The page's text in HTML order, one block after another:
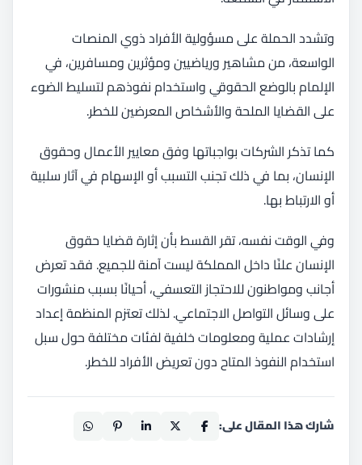
وتشدد الحملة على مسؤولية الأفراد ذوي المنصات
الواسعة، من مشاهير ورياضيين ومؤثرين ومسافرين، في
الإلمام بالوضع الحقوقي واستخدام نفوذهم لتسليط الضوء
على القضايا الملحة والأشخاص المعرضين للخطر.
كما تذكر الشركات بواجباتها وفق معايير الأعمال وحقوق
الإنسان، بما في ذلك تجنب التسبب أو الإسهام في آثار سلبية
أو الارتباط بها.
وفي الوقت نفسه، تقر القسط بأن إثارة قضايا حقوق
الإنسان علنًا داخل المملكة ليست آمنة للجميع. فقد تعرض
أجانب ومواطنون للاحتجاز التعسفي، أحيانًا بسبب منشورات
على وسائل التواصل الاجتماعي. لذلك تعتزم المنظمة إعداد
إرشادات عملية ومعلومات خلفية لفئات مختلفة حول سبل
استخدام النفوذ المتاح دون تعريض الأفراد للخطر.
شارك هذا المقال على: